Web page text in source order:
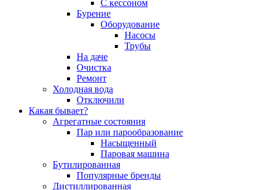
С кессоном
Бурение
Оборудование
Насосы
Трубы
На даче
Очистка
Ремонт
Холодная вода
Отключили
Какая бывает?
Агрегатные состояния
Пар или парообразование
Насыщенный
Паровая машина
Бутилированная
Популярные бренды
Дистиллированная